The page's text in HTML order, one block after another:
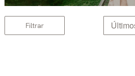
Filtrar